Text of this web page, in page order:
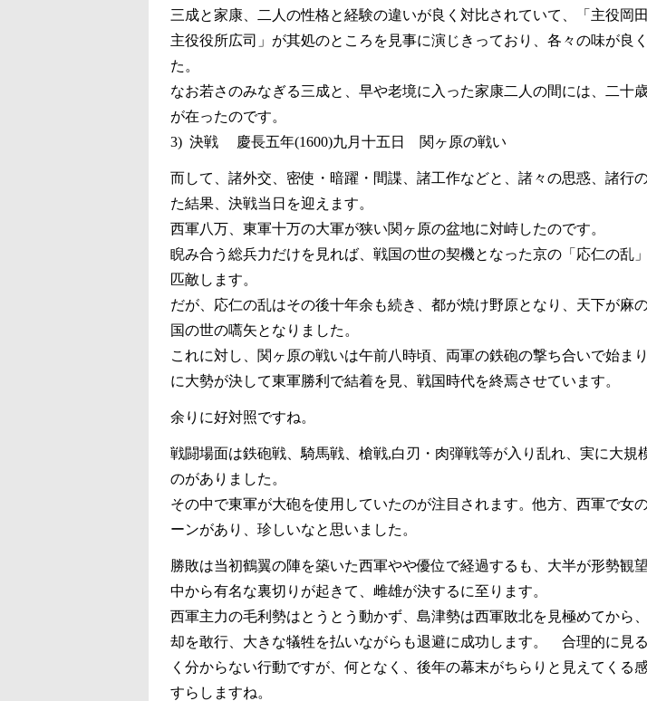
三成と家康、二人の性格と経験の違いが良く対比されていて、「主役岡
主役役所広司」が其処のところを見事に演じきっており、各々の味が良
た。
なお若さのみなぎる三成と、早や老境に入った家康二人の間には、二十
が在ったのです。
3) 決戦 慶長五年(1600)九月十五日 関ヶ原の戦い
而して、諸外交、密使・暗躍・間諜、諸工作などと、諸々の思惑、諸行
た結果、決戦当日を迎えます。
西軍八万、東軍十万の大軍が狭い関ヶ原の盆地に対峙したのです。
睨み合う総兵力だけを見れば、戦国の世の契機となった京の「応仁の乱
匹敵します。
だが、応仁の乱はその後十年余も続き、都が焼け野原となり、天下が麻
国の世の嚆矢となりました。
これに対し、関ヶ原の戦いは午前八時頃、両軍の鉄砲の撃ち合いで始ま
に大勢が決して東軍勝利で結着を見、戦国時代を終焉させています。
余りに好対照ですね。
戦闘場面は鉄砲戦、騎馬戦、槍戦,白刃・肉弾戦等が入り乱れ、実に大規
のがありました。
その中で東軍が大砲を使用していたのが注目されます。他方、西軍で女
ーンがあり、珍しいなと思いました。
勝敗は当初鶴翼の陣を築いた西軍やや優位で経過するも、大半が形勢観
中から有名な裏切りが起きて、雌雄が決するに至ります。
西軍主力の毛利勢はとうとう動かず、島津勢は西軍敗北を見極めてから
却を敢行、大きな犠牲を払いながらも退避に成功します。 合理的に見
く分からない行動ですが、何となく、後年の幕末がちらりと見えてくる
すらしますね。